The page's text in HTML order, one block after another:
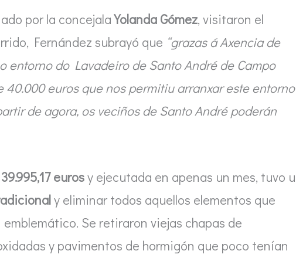
por la concejalaYolanda Gómez, visitaron el
Fernández subrayó que “grazas á Axencia de
entorno do Lavadeiro de Santo André de Campo
euros que nos permitiu arranxar este entorno
de agora, os veciños de Santo André poderán
39.995,17 eurosy ejecutada en apenas un mes, tuvo
y eliminar todos aquellos elementos que
Se retiraron viejas chapas de
y pavimentos de hormigón que poco tenían